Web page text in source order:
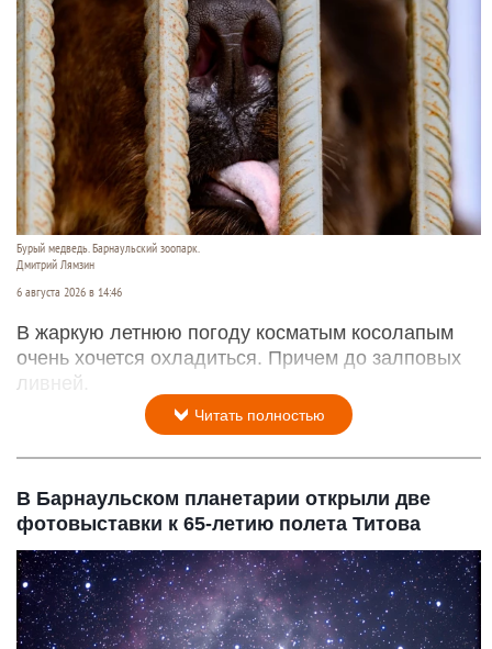
Бурый медведь. Барнаульский зоопарк.
Дмитрий Лямзин
6 августа 2026 в 14:46
В жаркую летнюю погоду косматым косолапым
очень хочется охладиться. Причем до залповых
ливней.
Читать полностью
В Барнаульском планетарии открыли две
фотовыставки к 65-летию полета Титова